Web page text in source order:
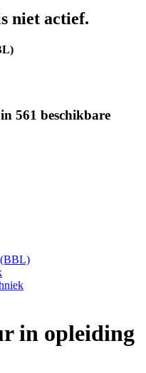
niet actief.
561 beschikbare
(BBL)
in opleiding